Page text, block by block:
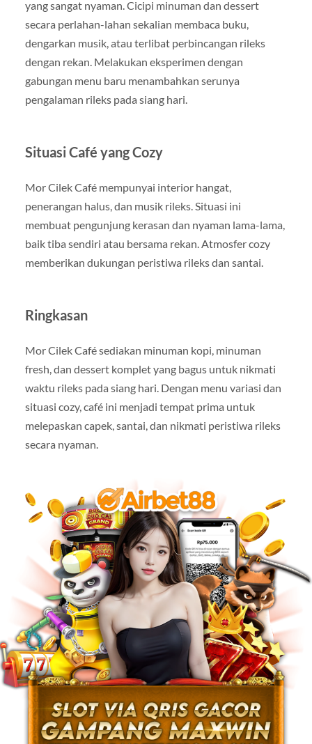
yang sangat nyaman. Cicipi minuman dan dessert
secara perlahan-lahan sekalian membaca buku,
dengarkan musik, atau terlibat perbincangan rileks
dengan rekan. Melakukan eksperimen dengan
gabungan menu baru menambahkan serunya
pengalaman rileks pada siang hari.
Situasi Café yang Cozy
Mor Cilek Café mempunyai interior hangat,
penerangan halus, dan musik rileks. Situasi ini
membuat pengunjung kerasan dan nyaman lama-lama,
baik tiba sendiri atau bersama rekan. Atmosfer cozy
memberikan dukungan peristiwa rileks dan santai.
Ringkasan
Mor Cilek Café sediakan minuman kopi, minuman
fresh, dan dessert komplet yang bagus untuk nikmati
waktu rileks pada siang hari. Dengan menu variasi dan
situasi cozy, café ini menjadi tempat prima untuk
melepaskan capek, santai, dan nikmati peristiwa rileks
secara nyaman.